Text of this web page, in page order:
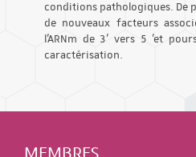
conditions pathologiques. De
de nouveaux facteurs
l’ARNm de 3’ vers 5 ’et
caractérisation.
MEMBRES